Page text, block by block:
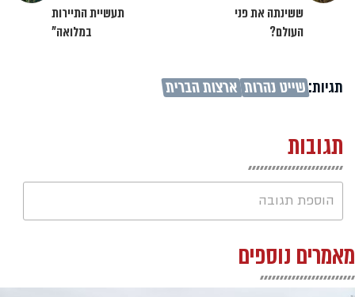
ששינתה את פני
העולם?
תעשיית התיירות
במלואה"
תגיות:שייט נהרות ארצות הברית
תגובות
הוספת תגובה
מאמרים נוספים